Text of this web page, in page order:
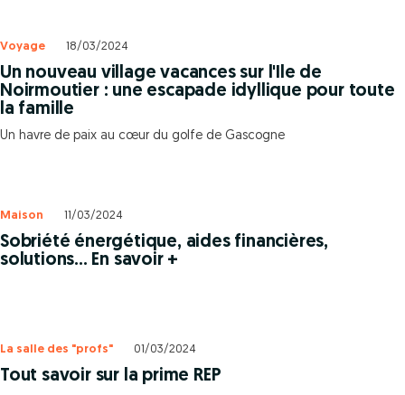
Voyage 18/03/2024
Un nouveau village vacances sur l'Ile de
Noirmoutier : une escapade idyllique pour toute
la famille
Un havre de paix au cœur du golfe de Gascogne
Maison 11/03/2024
Sobriété énergétique, aides financières,
solutions... En savoir +
La salle des "profs" 01/03/2024
Tout savoir sur la prime REP